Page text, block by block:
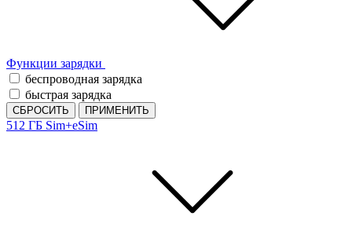
Функции зарядки
беспроводная зарядка
быстрая зарядка
СБРОСИТЬ ПРИМЕНИТЬ
512 ГБ Sim+eSim